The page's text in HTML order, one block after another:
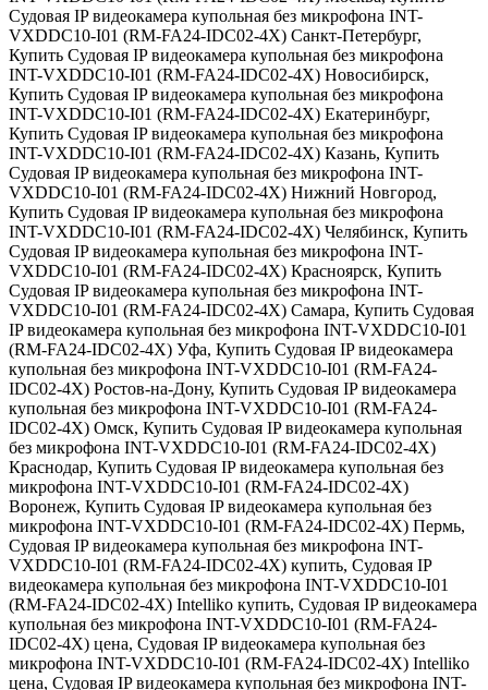
Судовая IP видеокамера купольная без микрофона INT-
VXDDC10-I01 (RM-FA24-IDC02-4X) Санкт-Петербург,
Купить Судовая IP видеокамера купольная без микрофона
INT-VXDDC10-I01 (RM-FA24-IDC02-4X) Новосибирск,
Купить Судовая IP видеокамера купольная без микрофона
INT-VXDDC10-I01 (RM-FA24-IDC02-4X) Екатеринбург,
Купить Судовая IP видеокамера купольная без микрофона
INT-VXDDC10-I01 (RM-FA24-IDC02-4X) Казань, Купить
Судовая IP видеокамера купольная без микрофона INT-
VXDDC10-I01 (RM-FA24-IDC02-4X) Нижний Новгород,
Купить Судовая IP видеокамера купольная без микрофона
INT-VXDDC10-I01 (RM-FA24-IDC02-4X) Челябинск, Купить
Судовая IP видеокамера купольная без микрофона INT-
VXDDC10-I01 (RM-FA24-IDC02-4X) Красноярск, Купить
Судовая IP видеокамера купольная без микрофона INT-
VXDDC10-I01 (RM-FA24-IDC02-4X) Самара, Купить Судовая
IP видеокамера купольная без микрофона INT-VXDDC10-I01
(RM-FA24-IDC02-4X) Уфа, Купить Судовая IP видеокамера
купольная без микрофона INT-VXDDC10-I01 (RM-FA24-
IDC02-4X) Ростов-на-Дону, Купить Судовая IP видеокамера
купольная без микрофона INT-VXDDC10-I01 (RM-FA24-
IDC02-4X) Омск, Купить Судовая IP видеокамера купольная
без микрофона INT-VXDDC10-I01 (RM-FA24-IDC02-4X)
Краснодар, Купить Судовая IP видеокамера купольная без
микрофона INT-VXDDC10-I01 (RM-FA24-IDC02-4X)
Воронеж, Купить Судовая IP видеокамера купольная без
микрофона INT-VXDDC10-I01 (RM-FA24-IDC02-4X) Пермь,
Судовая IP видеокамера купольная без микрофона INT-
VXDDC10-I01 (RM-FA24-IDC02-4X) купить, Судовая IP
видеокамера купольная без микрофона INT-VXDDC10-I01
(RM-FA24-IDC02-4X) Intelliko купить, Судовая IP видеокамера
купольная без микрофона INT-VXDDC10-I01 (RM-FA24-
IDC02-4X) цена, Судовая IP видеокамера купольная без
микрофона INT-VXDDC10-I01 (RM-FA24-IDC02-4X) Intelliko
цена, Судовая IP видеокамера купольная без микрофона INT-